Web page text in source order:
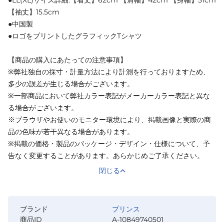
【袖丈】15.5cm
●中国製
●ロゴをプリントしたグラフィックTシャツ
【商品の購入にあたっての注意事項】
※弊社独自の採寸・計量方法により計測を行っておりますため、
多少の誤差が生じる場合がございます。
※一部商品において弊社カラー表記がメーカーカラー表記と異な
る場合がございます。
※ブラウザやお使いのモニター環境により、掲載画像と実際の商
品の色味が若干異なる場合があります。
※掲載の価格・製品のパッケージ・デザイン・仕様について、予
告なく変更することがあります。あらかじめご了承ください。
閉じる
ブランド
プリンス
商品ID
A-10849740501